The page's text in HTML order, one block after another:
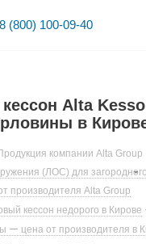
8 (800) 100-09-40
Alta
в
компании Alta Group
(ЛОС) для
производителя Alta Group
кессон недорого в Кирове
ー цена от производителя в